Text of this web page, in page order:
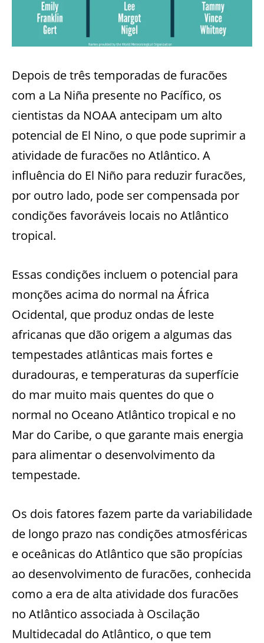
Depois de três temporadas de furacões
com a La Niña presente no Pacífico, os
cientistas da NOAA antecipam um alto
potencial de El Nino, o que pode suprimir a
atividade de furacões no Atlântico. A
influência do El Niño para reduzir furacões,
por outro lado, pode ser compensada por
condições favoráveis locais no Atlântico
tropical.
Essas condições incluem o potencial para
monções acima do normal na África
Ocidental, que produz ondas de leste
africanas que dão origem a algumas das
tempestades atlânticas mais fortes e
duradouras, e temperaturas da superfície
do mar muito mais quentes do que o
normal no Oceano Atlântico tropical e no
Mar do Caribe, o que garante mais energia
para alimentar o desenvolvimento da
tempestade.
Os dois fatores fazem parte da variabilidade
de longo prazo nas condições atmosféricas
e oceânicas do Atlântico que são propícias
ao desenvolvimento de furacões, conhecida
como a era de alta atividade dos furacões
no Atlântico associada à Oscilação
Multidecadal do Atlântico, o que tem